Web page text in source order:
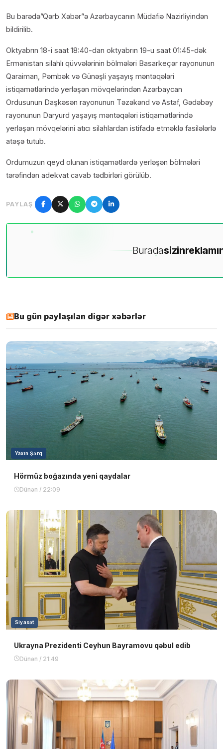
Bu barədə”Qərb Xəbər”ə Azərbaycanın Müdafiə Nazirliyindən
bildirilib.
Oktyabrın 18-i saat 18:40-dan oktyabrın 19-u saat 01:45-dək
Ermənistan silahlı qüvvələrinin bölmələri Basarkeçər rayonunun
Qaraiman, Pəmbək və Günəşli yaşayış məntəqələri
istiqamətlərində yerləşən mövqelərindən Azərbaycan
Ordusunun Daşkəsən rayonunun Təzəkənd və Astaf, Gədəbəy
rayonunun Daryurd yaşayış məntəqələri istiqamətlərində
yerləşən mövqelərini atıcı silahlardan istifadə etməklə fasilələrlə
atəşə tutub.
Ordumuzun qeyd olunan istiqamətlərdə yerləşən bölmələri
tərəfindən adekvat cavab tədbirləri görülüb.
PAYLAŞ
Buradasizin
Bu gün paylaşılan digər xəbərlər
Yaxın Şərq
Hörmüz boğazında yeni qaydalar
Dünən / 22:09
Siyasət
Ukrayna Prezidenti Ceyhun Bayramovu qəbul edib
Dünən / 21:49